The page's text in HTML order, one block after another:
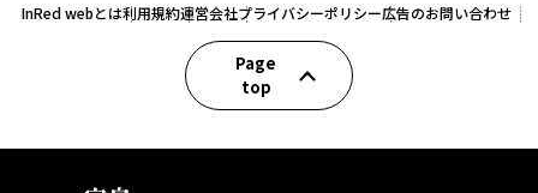
InRed webとは利用規約運営会社プライバシーポリシー広告のお問い合わせ
Page
top